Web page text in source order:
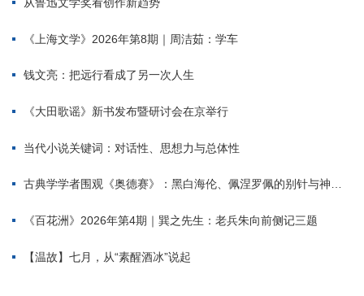
《上海文学》2026年第8期｜周洁茹：学车
钱文亮：把远行看成了另一次人生
《大田歌谣》新书发布暨研讨会在京举行
当代小说关键词：对话性、思想力与总体性
古典学学者围观《奥德赛》：黑白海伦、佩涅罗佩的别针与神秘入侵者
《百花洲》2026年第4期｜巽之先生：老兵朱向前侧记三题
【温故】七月，从“素醒酒冰”说起